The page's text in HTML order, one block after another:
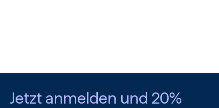
Jetzt anmelden und 20%